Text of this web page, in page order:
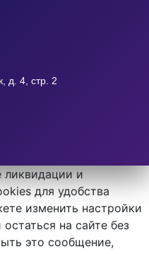
д. 4, стр. 2
ликвидации и
для удобства
изменить настройки
на сайте без
это сообщение,